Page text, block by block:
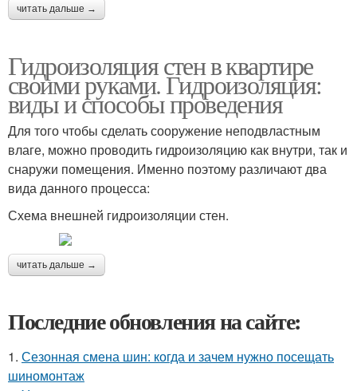
читать дальше →
Гидроизоляция стен в квартире
своими руками. Гидроизоляция:
виды и способы проведения
Для того чтобы сделать сооружение неподвластным
влаге, можно проводить гидроизоляцию как внутри, так и
снаружи помещения. Именно поэтому различают два
вида данного процесса:
Схема внешней гидроизоляции стен.
читать дальше →
Последние обновления на сайте:
1. Сезонная смена шин: когда и зачем нужно посещать
шиномонтаж